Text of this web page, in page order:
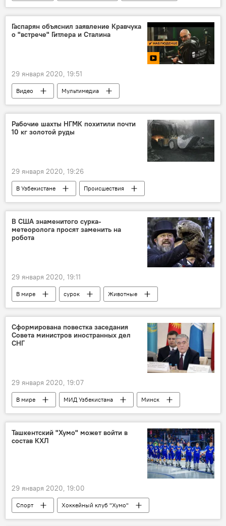
ГЭС
Гаспарян объяснил заявление Кравчука
о "встрече" Гитлера и Сталина
29 января 2020, 19:51
Видео
Мультимедиа
Иосиф Сталин
Адольф Гитлер
СССР
Германия
Вторая мировая война
Рабочие шахты НГМК похитили почти
10 кг золотой руды
29 января 2020, 19:26
В Узбекистане
Происшествия
рабочий
добыча золота
шахта
НГМК
МВД Узбекистана
В США знаменитого сурка-
метеоролога просят заменить на
робота
29 января 2020, 19:11
В мире сурок
Животные
погода
США предсказание
Сформирована повестка заседания
Совета министров иностранных дел
СНГ
29 января 2020, 19:07
В мире МИД Узбекистана
Минск
Политика
Ташкентский "Хумо" может войти в
состав КХЛ
29 января 2020, 19:00
Спорт
Хоккейный клуб "Хумо"
хоккей
Узбекистан